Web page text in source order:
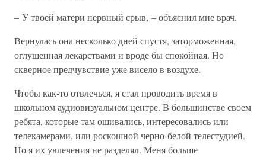
– У твоей матери нервный срыв, – объяснил мне врач.
Вернулась она несколько дней спустя, заторможенная,
оглушенная лекарствами и вроде бы спокойная. Но
скверное предчувствие уже висело в воздухе.
Чтобы как-то отвлечься, я стал проводить время в
школьном аудиовизуальном центре. В большинстве своем
ребята, которые там ошивались, интересовались или
телекамерами, или роскошной черно-белой телестудией.
Но я их увлечения не разделял. Меня больше